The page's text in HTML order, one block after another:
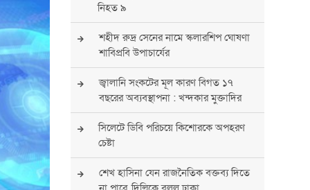
নিহত ৯
শহীদ রুদ্র সেনের নামে স্কলারশিপ ঘোষণা
শাবিপ্রবি উপাচার্যের
জ্বালানি সংকটের মূল কারণ বিগত ১৭
বছরের অব্যবস্থাপনা : খন্দকার মুক্তাদির
সিলেটে ডিবি পরিচয়ে কিশোরকে অপহরণ
চেষ্টা
শেখ হাসিনা যেন রাজনৈতিক বক্তব্য দিতে